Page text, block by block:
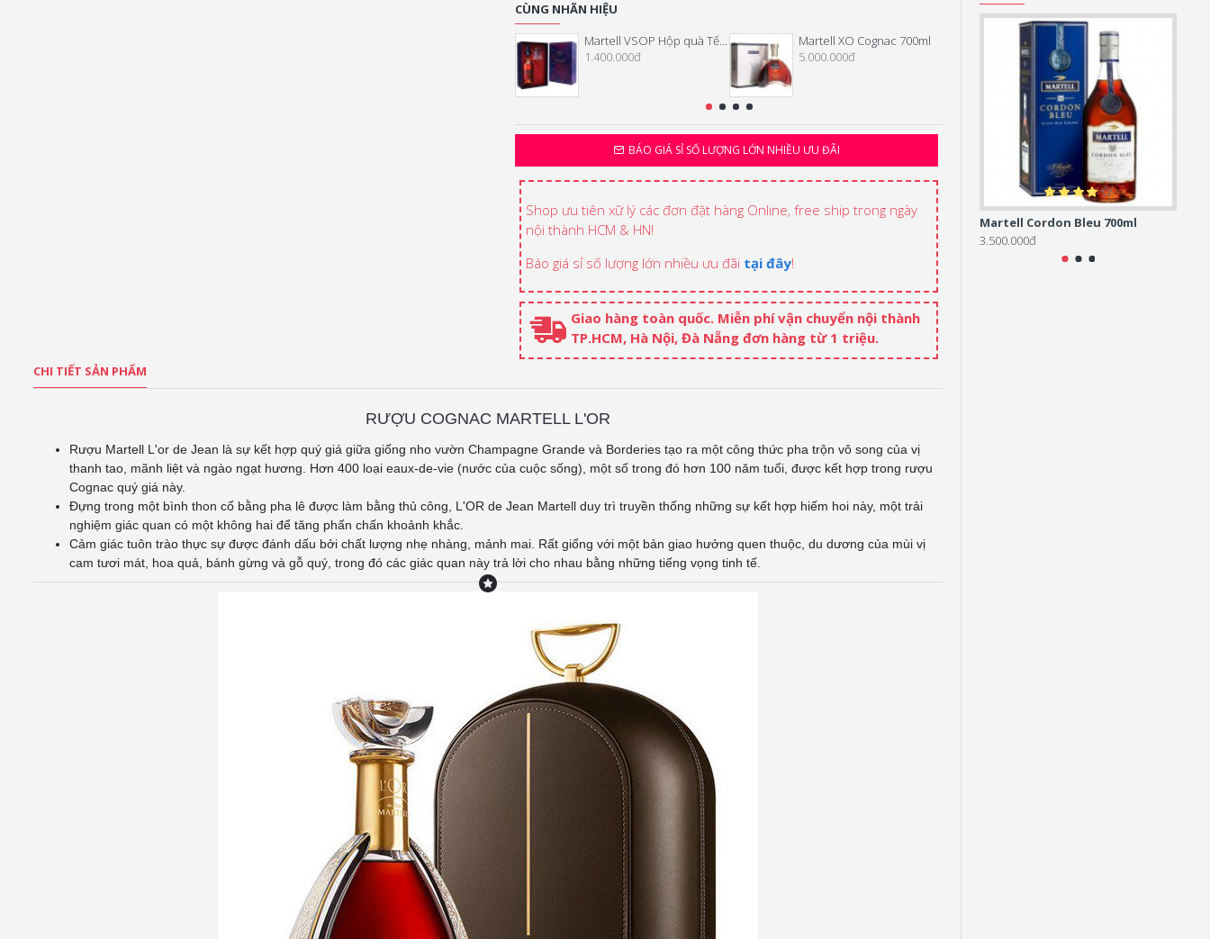
BÁO GIÁ SỈ SỐ LƯỢNG LỚN NHIỀU ƯU ĐÃI
CÙNG NHÃN HIỆU
Martell VSOP Hộp quà Tết 2024
1.400.000đ
Martell XO Cognac 700ml
5.000.000đ
Liên hệ
Shop ưu tiên xữ lý các đơn đặt hàng Online, free ship trong ngày
nội thành HCM & HN!
Báo giá sỉ số lượng lớn nhiều ưu đãi tại đây!
Giao hàng toàn quốc. Miễn phí vận chuyển nội thành
TP.HCM, Hà Nội, Đà Nẵng đơn hàng từ 1 triệu.
CHI TIẾT SẢN PHẨM
RƯỢU COGNAC MARTELL L'OR
Rượu Martell L'or de Jean là sự kết hợp quý giá giữa giống nho vườn Champagne Grande và Borderies tạo ra một công thức pha trộn vô song của vị
thanh tao, mãnh liệt và ngào ngạt hương. Hơn 400 loại eaux-de-vie (nước của cuộc sống), một số trong đó hơn 100 năm tuổi, được kết hợp trong rượu
Cognac quý giá này.
Đựng trong một bình thon cổ bằng pha lê được làm bằng thủ công, L'OR de Jean Martell duy trì truyền thống những sự kết hợp hiếm hoi này, một trải
nghiệm giác quan có một không hai để tăng phấn chấn khoảnh khắc.
Cảm giác tuôn trào thực sự được đánh dấu bởi chất lượng nhẹ nhàng, mảnh mai. Rất giống với một bản giao hưởng quen thuộc, du dương của mùi vị
cam tươi mát, hoa quả, bánh gừng và gỗ quý, trong đó các giác quan này trả lời cho nhau bằng những tiếng vọng tinh tế.
Martell Cordon Bleu 700ml
3.500.000đ